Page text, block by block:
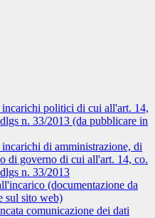
politici di cui all'art. 14,
n. 33/2013 (da pubblicare in
di amministrazione, di
di governo di cui all'art. 14, co.
n. 33/2013
(documentazione da
sul sito web)
comunicazione dei dati